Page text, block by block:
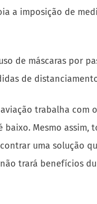
a imposição de
de máscaras por
de
trabalha
Mesmo
uma solução
trará benefícios